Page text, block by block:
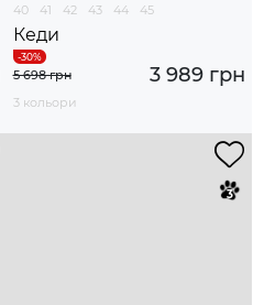
40 41 42 43 44 45
Кеди
3 989 грн
5 698 грн
3 кольори